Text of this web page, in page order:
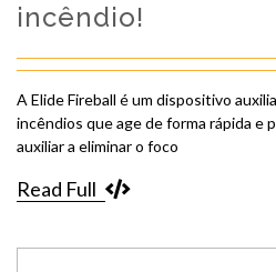
incêndio!
A Elide Fireball é um dispositivo
incêndios que age de forma rápida e
auxiliar a eliminar o foco
Read Full